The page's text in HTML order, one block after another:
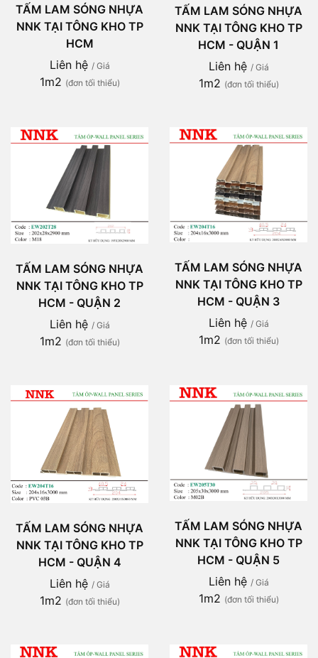
TẤM LAM SÓNG NHỰA
NNK TẠI TÔNG KHO TP
HCM
Liên hệ / Giá
1m2 (đơn tối thiểu)
TẤM LAM SÓNG NHỰA
NNK TẠI TÔNG KHO TP
HCM - QUẬN 1
Liên hệ / Giá
1m2 (đơn tối thiểu)
TẤM LAM SÓNG NHỰA
NNK TẠI TÔNG KHO TP
HCM - QUẬN 2
Liên hệ / Giá
1m2 (đơn tối thiểu)
TẤM LAM SÓNG NHỰA
NNK TẠI TÔNG KHO TP
HCM - QUẬN 3
Liên hệ / Giá
1m2 (đơn tối thiểu)
TẤM LAM SÓNG NHỰA
NNK TẠI TÔNG KHO TP
HCM - QUẬN 4
Liên hệ / Giá
1m2 (đơn tối thiểu)
TẤM LAM SÓNG NHỰA
NNK TẠI TÔNG KHO TP
HCM - QUẬN 5
Liên hệ / Giá
1m2 (đơn tối thiểu)